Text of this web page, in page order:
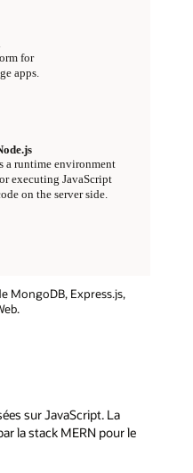
MongoDB, Express.js,
sur JavaScript. La
la stack MERN pour le